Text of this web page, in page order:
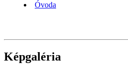
Óvoda
Képgaléria